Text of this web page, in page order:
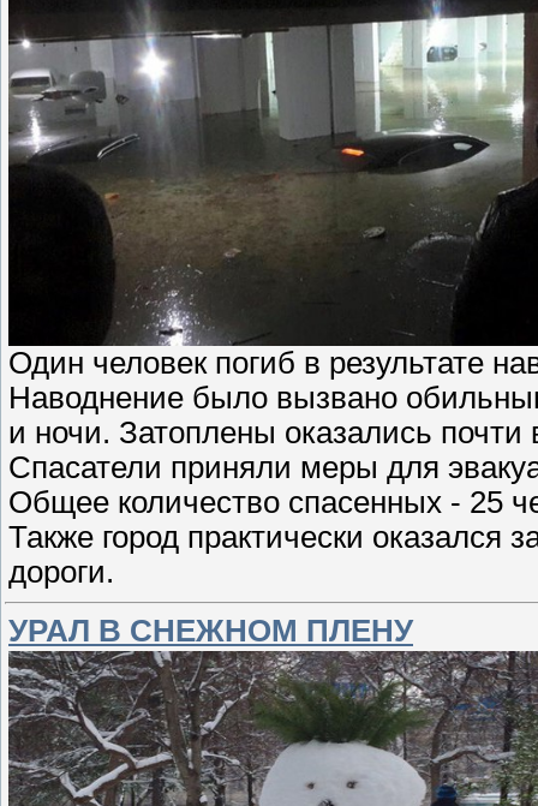
Один человек погиб в результате
Наводнение было вызвано
и ночи. Затоплены оказались почти
Спасатели приняли меры для
Общее количество спасенных - 25
Также город практически
дороги.
УРАЛ В СНЕЖНОМ ПЛЕНУ